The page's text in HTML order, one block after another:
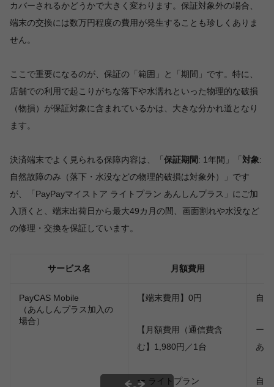
カバーされるかどうかで大きく変わります。保証対象外の場合、
端末の交換には数万円程度の費用が発生することも珍しくありま
せん。
ここで重要になるのが、保証の「範囲」と「期間」です。特に、
店舗での利用で起こりがちな落下や水濡れといった物理的な破損
（物損）が保証対象に含まれているかは、大きな分かれ道となり
ます。
決済端末でよく見られる保障内容は、「 保証期間: 1年間」「 対象:
自然故障のみ（落下・水没などの物理的破損は対象外）」です
が、「PayPayマイストア ライトプラン あんしんプラス」にご加
入頂くと、端末出荷日から最大49カ月の間、画面割れや水没など
の修理・交換を保証しています。
サービス名 月額費用
PayCAS Mobile
（あんしんプラス加入の
場合）
【端末費用】0円
【月額費用（通信費含
む】1,980円／1台
ー ライトプラン
自
ー
あ
自